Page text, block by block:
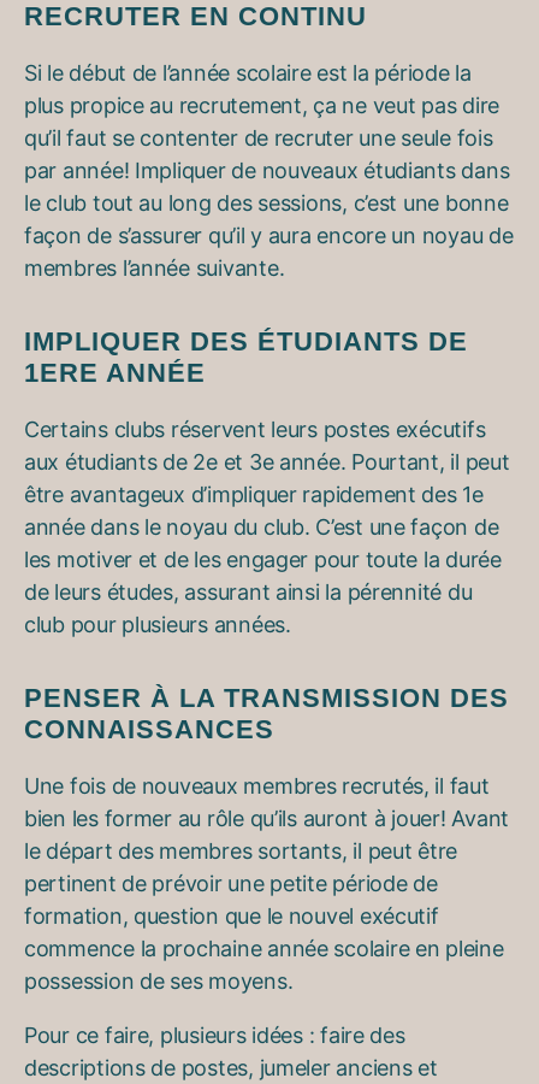
RECRUTER EN CONTINU
Si le début de l’année scolaire est la période la
plus propice au recrutement, ça ne veut pas dire
qu’il faut se contenter de recruter une seule fois
par année! Impliquer de nouveaux étudiants dans
le club tout au long des sessions, c’est une bonne
façon de s’assurer qu’il y aura encore un noyau de
membres l’année suivante.
IMPLIQUER DES ÉTUDIANTS DE
1ERE ANNÉE
Certains clubs réservent leurs postes exécutifs
aux étudiants de 2e et 3e année. Pourtant, il peut
être avantageux d’impliquer rapidement des 1e
année dans le noyau du club. C’est une façon de
les motiver et de les engager pour toute la durée
de leurs études, assurant ainsi la pérennité du
club pour plusieurs années.
PENSER À LA TRANSMISSION DES
CONNAISSANCES
Une fois de nouveaux membres recrutés, il faut
bien les former au rôle qu’ils auront à jouer! Avant
le départ des membres sortants, il peut être
pertinent de prévoir une petite période de
formation, question que le nouvel exécutif
commence la prochaine année scolaire en pleine
possession de ses moyens.
Pour ce faire, plusieurs idées : faire des
descriptions de postes, jumeler anciens et